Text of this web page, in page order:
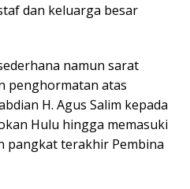
dan keluarga besar
namun sarat
penghormatan atas
H. Agus Salim kepada
Hulu hingga memasuki
pangkat terakhir Pembina